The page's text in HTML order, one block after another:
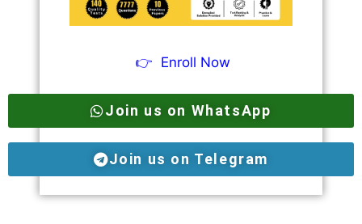
👉 Enroll Now
Join us on WhatsApp
Join us on Telegram